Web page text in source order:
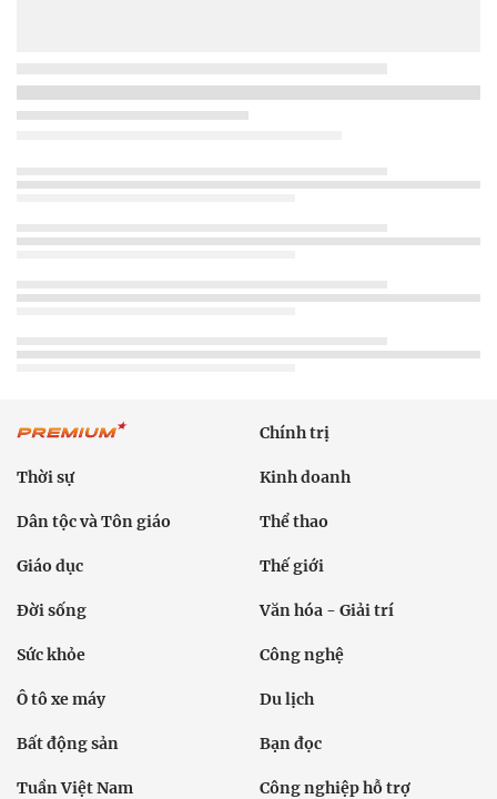
Chính trị
Thời sự Kinh doanh
Dân tộc và Tôn giáo Thể thao
Giáo dục Thế giới
Đời sống Văn hóa - Giải trí
Sức khỏe Công nghệ
Ô tô xe máy Du lịch
Bất động sản Bạn đọc
Tuần Việt Nam Công nghiệp hỗ trợ